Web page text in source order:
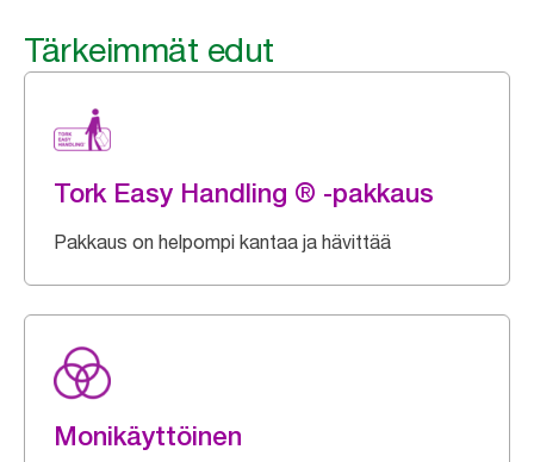
Tärkeimmät edut
Tork Easy Handling ® -pakkaus
Pakkaus on helpompi kantaa ja hävittää
Monikäyttöinen